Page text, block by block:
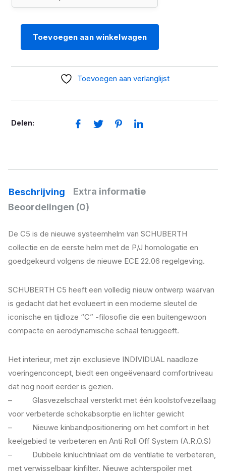
rood/zwart/grijs
Toevoegen aan winkelwagen
Toevoegen aan verlanglijst
Delen:
Beschrijving
Extra informatie
Beoordelingen (0)
De C5 is de nieuwe systeemhelm van SCHUBERTH
collectie en de eerste helm met de P/J homologatie en
goedgekeurd volgens de nieuwe ECE 22.06 regelgeving.
SCHUBERTH C5 heeft een volledig nieuw ontwerp waarvan
is gedacht dat het evolueert in een moderne sleutel de
iconische en tijdloze “C” -filosofie die een buitengewoon
compacte en aerodynamische schaal teruggeeft.
Het interieur, met zijn exclusieve INDIVIDUAL naadloze
voeringenconcept, biedt een ongeëvenaard comfortniveau
dat nog nooit eerder is gezien.
– Glasvezelschaal versterkt met één koolstofvezellaag
voor verbeterde schokabsorptie en lichter gewicht
– Nieuwe kinbandpositionering om het comfort in het
keelgebied te verbeteren en Anti Roll Off System (A.R.O.S)
– Dubbele kinluchtinlaat om de ventilatie te verbeteren,
met verwisselbaar kinfilter. Nieuwe achterspoiler met